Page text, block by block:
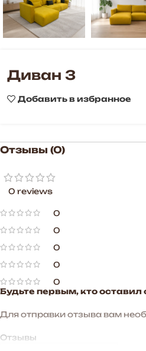
Диван 3
Добавить в избранное
Отзывы (0)
0 reviews
0
0
0
0
0
Отзывы
Будьте первым, кто оставил
Для отправки отзыва вам